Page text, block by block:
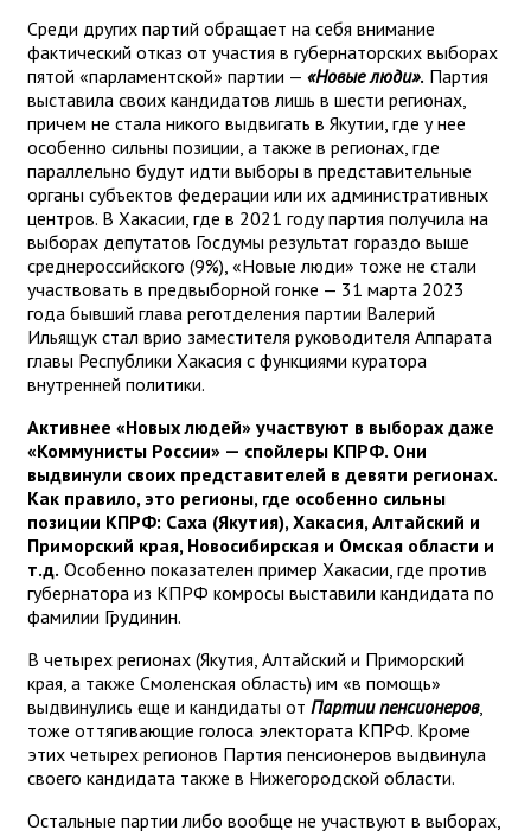
Среди других партий обращает на себя внимание
фактический отказ от участия в губернаторских выборах
пятой «парламентской» партии — «Новые люди». Партия
выставила своих кандидатов лишь в шести регионах,
причем не стала никого выдвигать в Якутии, где у нее
особенно сильны позиции, а также в регионах, где
параллельно будут идти выборы в представительные
органы субъектов федерации или их административных
центров. В Хакасии, где в 2021 году партия получила на
выборах депутатов Госдумы результат гораздо выше
среднероссийского (9%), «Новые люди» тоже не стали
участвовать в предвыборной гонке — 31 марта 2023
года бывший глава реготделения партии Валерий
Ильящук стал врио заместителя руководителя Аппарата
главы Республики Хакасия с функциями куратора
внутренней политики.
Активнее «Новых людей» участвуют в выборах даже
«Коммунисты России» — спойлеры КПРФ. Они
выдвинули своих представителей в девяти регионах.
Как правило, это регионы, где особенно сильны
позиции КПРФ: Саха (Якутия), Хакасия, Алтайский и
Приморский края, Новосибирская и Омская области и
т.д. Особенно показателен пример Хакасии, где против
губернатора из КПРФ комросы выставили кандидата по
фамилии Грудинин.
В четырех регионах (Якутия, Алтайский и Приморский
края, а также Смоленская область) им «в помощь»
выдвинулись еще и кандидаты от Партии пенсионеров,
тоже оттягивающие голоса электората КПРФ. Кроме
этих четырех регионов Партия пенсионеров выдвинула
своего кандидата также в Нижегородской области.
Остальные партии либо вообще не участвуют в выборах,